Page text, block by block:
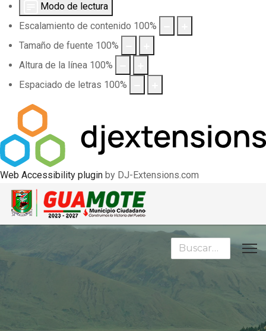
Modo de lectura
Escalamiento de contenido 100%
Tamaño de fuente 100%
Altura de la línea 100%
Espaciado de letras 100%
Web Accessibility plugin by DJ-Extensions.com
Buscar